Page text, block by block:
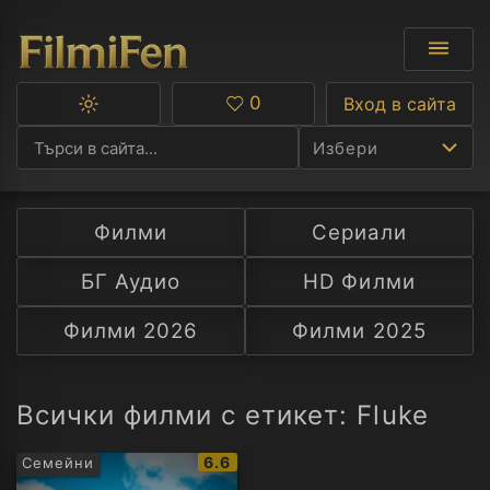
Избери
Ф
С
А
Превключване
тъмна
тема
Любими
0 Вход в сайта
Филми
Сериали
БГ Аудио
HD Филми
Филми 2026
Филми 2025
Всички филми с етикет: Fluke
Семейни
IMDb
рейтинг:
6.6